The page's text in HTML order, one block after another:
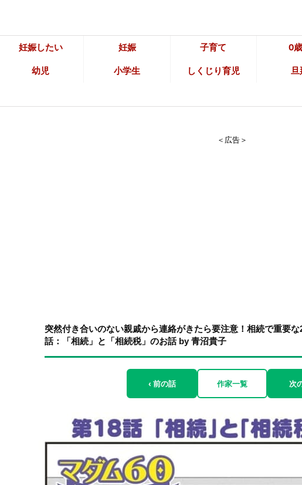
妊娠したい 妊娠 子育て 0
幼児 小学生 しくじり育児 旦
＜広告＞
突然付き合いのない親戚から連絡がきたら要注意！相続で重要
話：「相続」と「相続税」のお話 by 青沼貴子
‹ 前の話 作家一覧 次